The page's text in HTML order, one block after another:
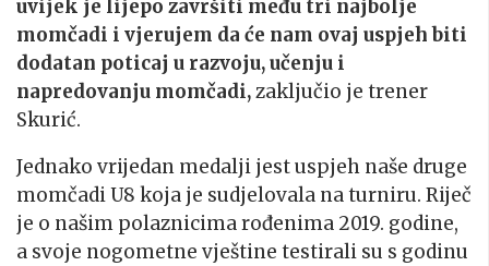
uvijek je lijepo završiti među tri najbolje
momčadi i vjerujem da će nam ovaj uspjeh biti
dodatan poticaj u razvoju, učenju i
napredovanju momčadi,zaključio je trener
Skurić.
Jednako vrijedan medalji jest uspjeh naše druge
momčadi U8 koja je sudjelovala na turniru. Riječ
je o našim polaznicima rođenima 2019. godine,
a svoje nogometne vještine testirali su s godinu